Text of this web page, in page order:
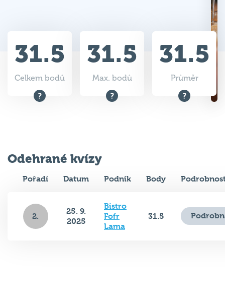
31.5
Celkem bodů
31.5
Max. bodů
31.5
Průměr
Odehrané kvízy
Pořadí Datum Podnik Body
2.
25. 9.
2025
Bistro
Fofr
Lama
31.5